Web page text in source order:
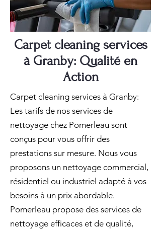
Carpet cleaning services
à Granby: Qualité en
Action
Carpet cleaning services à Granby:
Les tarifs de nos services de
nettoyage chez Pomerleau sont
conçus pour vous offrir des
prestations sur mesure. Nous vous
proposons un nettoyage commercial,
résidentiel ou industriel adapté à vos
besoins à un prix abordable.
Pomerleau propose des services de
nettoyage efficaces et de qualité,